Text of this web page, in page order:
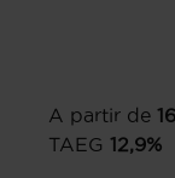
A partir de
TAEG 12,9%